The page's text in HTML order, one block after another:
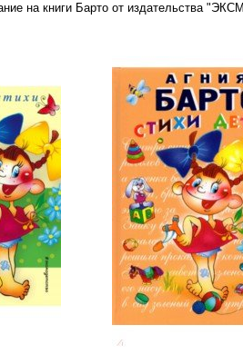
на книги Барто от издательства